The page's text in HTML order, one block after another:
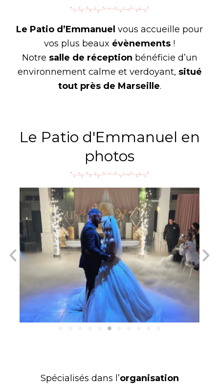
Le Patio d’Emmanuel vous accueille pour
vos plus beaux évènements !
Notre salle de réception bénéficie d’un
environnement calme et verdoyant, situé
tout près de Marseille.
Le Patio d'Emmanuel en
photos
Spécialisés dans l’organisation